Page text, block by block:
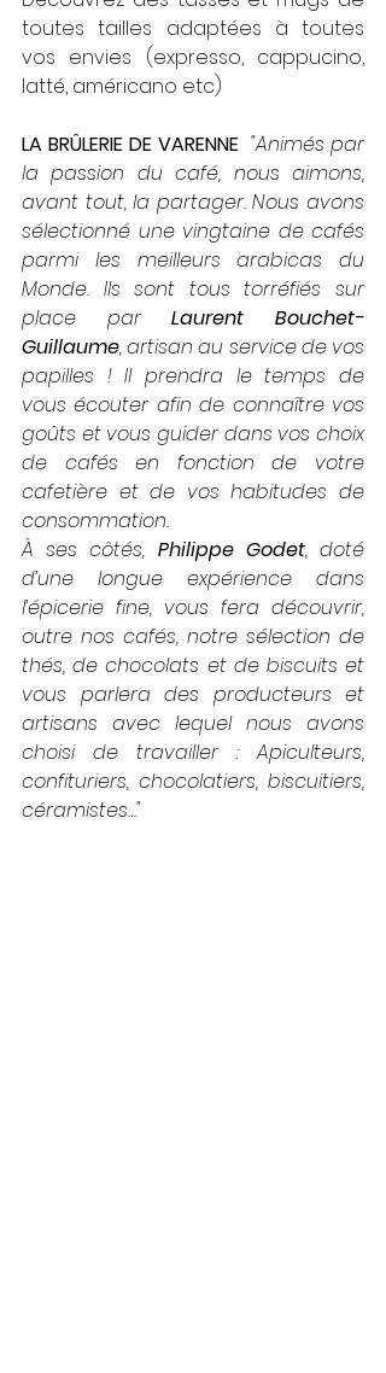
toutes tailles adaptées à toutes
vos envies (expresso, cappucino,
latté, américano etc)
LA BRÛLERIE DE VARENNE "Animés par
la passion du café, nous aimons,
avant tout, la partager. Nous avons
sélectionné une vingtaine de cafés
parmi les meilleurs arabicas du
Monde. Ils sont tous torréfiés sur
place par Laurent Bouchet-
Guillaume, artisan au service de vos
papilles ! Il prendra le temps de
vous écouter afin de connaître vos
goûts et vous guider dans vos choix
de cafés en fonction de votre
cafetière et de vos habitudes de
consommation.
À ses côtés, Philippe Godet, doté
d’une longue expérience dans
l’épicerie fine, vous fera découvrir,
outre nos cafés, notre sélection de
thés, de chocolats et de biscuits et
vous parlera des producteurs et
artisans avec lequel nous avons
choisi de travailler : Apiculteurs,
confituriers, chocolatiers, biscuitiers,
céramistes…"